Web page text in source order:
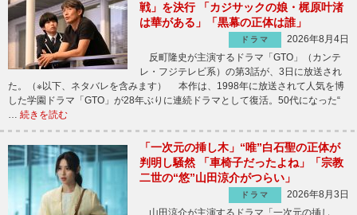
戦」を決行 「カジサックの娘・梶原叶渚
は華がある」「黒幕の正体は誰」
ドラマ
2026年8月4日
反町隆史が主演するドラマ「GTO」（カンテ
レ・フジテレビ系）の第3話が、3日に放送され
た。（※以下、ネタバレを含みます） 本作は、1998年に放送されて人気を博
した学園ドラマ「GTO」が28年ぶりに連続ドラマとして復活。50代になった“
… 続きを読む
「一次元の挿し木」“唯”白石聖の正体が
判明し騒然 「車椅子だったよね」「宗教
二世の“悠”山田涼介がつらい」
ドラマ
2026年8月3日
山田涼介が主演するドラマ「一次元の挿し